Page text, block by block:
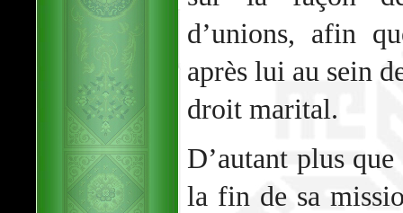
d’unions, afin
après lui au sein
droit marital.
D’autant plus
la fin de sa